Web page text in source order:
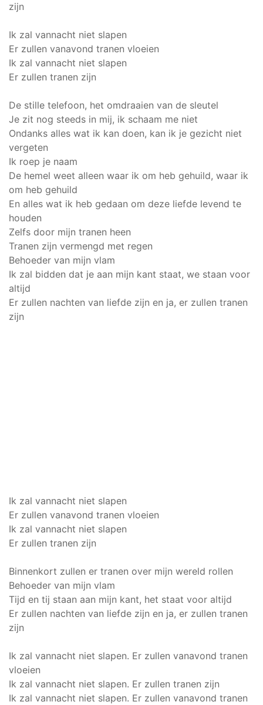
zijn
Ik zal vannacht niet slapen
Er zullen vanavond tranen vloeien
Ik zal vannacht niet slapen
Er zullen tranen zijn
De stille telefoon, het omdraaien van de sleutel
Je zit nog steeds in mij, ik schaam me niet
Ondanks alles wat ik kan doen, kan ik je gezicht niet
vergeten
Ik roep je naam
De hemel weet alleen waar ik om heb gehuild, waar ik
om heb gehuild
En alles wat ik heb gedaan om deze liefde levend te
houden
Zelfs door mijn tranen heen
Tranen zijn vermengd met regen
Behoeder van mijn vlam
Ik zal bidden dat je aan mijn kant staat, we staan voor
altijd
Er zullen nachten van liefde zijn en ja, er zullen tranen
zijn
Ik zal vannacht niet slapen
Er zullen vanavond tranen vloeien
Ik zal vannacht niet slapen
Er zullen tranen zijn
Binnenkort zullen er tranen over mijn wereld rollen
Behoeder van mijn vlam
Tijd en tij staan aan mijn kant, het staat voor altijd
Er zullen nachten van liefde zijn en ja, er zullen tranen
zijn
Ik zal vannacht niet slapen. Er zullen vanavond tranen
vloeien
Ik zal vannacht niet slapen. Er zullen tranen zijn
Ik zal vannacht niet slapen. Er zullen vanavond tranen